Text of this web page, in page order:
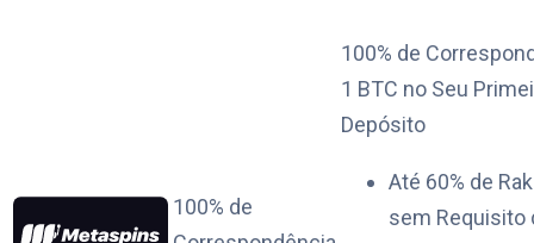
100% de
100% de
1 BTC no Seu
Depósito
Até 60% de
sem Requisito